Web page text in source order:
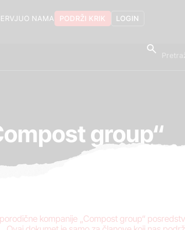
LOGIN
PODRŽI KRIK
O NAMA
group“
kompanije „Compost group“